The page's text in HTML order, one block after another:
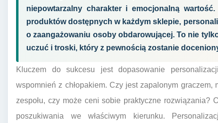
niepowtarzalny charakter i emocjonalną
produktów dostępnych w każdym sklepie,
o zaangażowaniu osoby obdarowującej. To nie
uczuć i troski, który z pewnością zostanie
Kluczem do sukcesu jest dopasowanie
wspomnień z chłopakiem. Czy jest zapalonym graczem,
zespołu, czy może ceni sobie praktyczne rozwiązania?
poszukiwania we właściwym kierunku.